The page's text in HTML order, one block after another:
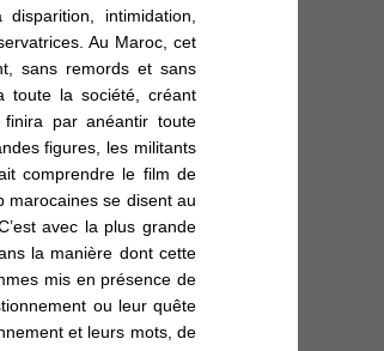
intimidation,
Au Maroc, cet
sans remords et sans
toute la société, créant
finira par anéantir toute
figures, les militants
comprendre le film de
marocaines se disent au
avec la plus grande
la manière dont cette
mis en présence de
ou leur quête
et leurs mots, de